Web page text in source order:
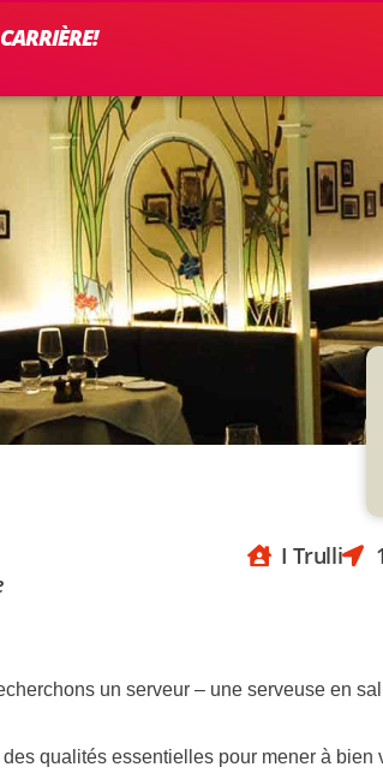
I Trulli
un serveur – une serveuse en
qualités essentielles pour mener à bien